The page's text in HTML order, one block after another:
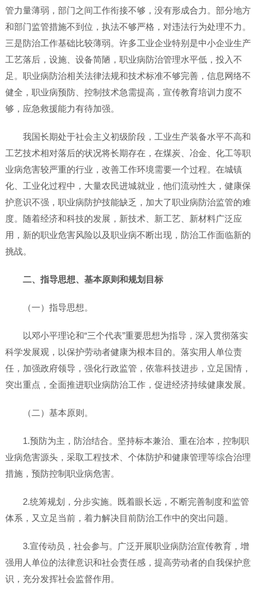
管力量薄弱，部门之间工作衔接不够，没有形成合力。部分地方
和部门监管措施不到位，执法不够严格，对违法行为处理不力。
三是防治工作基础比较薄弱。许多工业企业特别是中小企业生产
工艺落后，设施、设备简陋，职业病防治管理水平低，投入不
足。职业病防治相关法律法规和技术标准不够完善，信息网络不
健全，职业病预防、控制技术急需提高，宣传教育培训力度不
够，应急救援能力有待加强。
我国长期处于社会主义初级阶段，工业生产装备水平不高和
工艺技术相对落后的状况将长期存在，在煤炭、冶金、化工等职
业病危害较严重的行业，改善工作环境需要一个过程。在城镇
化、工业化过程中，大量农民进城就业，他们流动性大，健康保
护意识不强，职业病防护技能缺乏，加大了职业病防治监管的难
度。随着经济和科技的发展，新技术、新工艺、新材料广泛应
用，新的职业危害风险以及职业病不断出现，防治工作面临新的
挑战。
二、指导思想、基本原则和规划目标
（一）指导思想。
以邓小平理论和“三个代表”重要思想为指导，深入贯彻落实
科学发展观，以保护劳动者健康为根本目的。落实用人单位责
任，加强政府领导，强化行政监管，依靠科技进步，立足国情，
突出重点，全面推进职业病防治工作，促进经济持续健康发展。
（二）基本原则。
1.预防为主，防治结合。坚持标本兼治、重在治本，控制职
业病危害源头，采取工程技术、个体防护和健康管理等综合治理
措施，预防控制职业病危害。
2.统筹规划，分步实施。既着眼长远，不断完善制度和监管
体系，又立足当前，着力解决目前防治工作中的突出问题。
3.宣传动员，社会参与。广泛开展职业病防治宣传教育，增
强用人单位的法律意识和社会责任感，提高劳动者的自我保护意
识，充分发挥社会监督作用。